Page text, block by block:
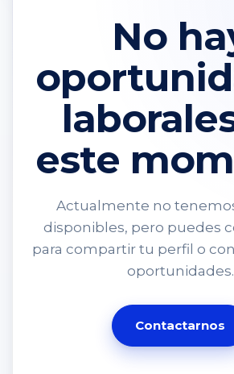
No
este
Actualmente no
disponibles, pero puedes
para compartir tu perfil o
oportunidades.
Contactarnos